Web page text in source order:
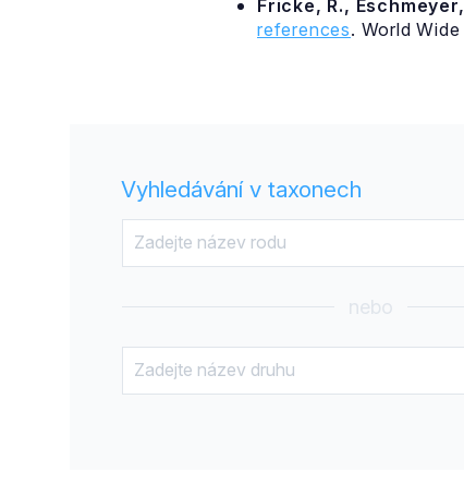
Fricke, R.,
references. World Wide
Vyhledávání v taxonech
nebo